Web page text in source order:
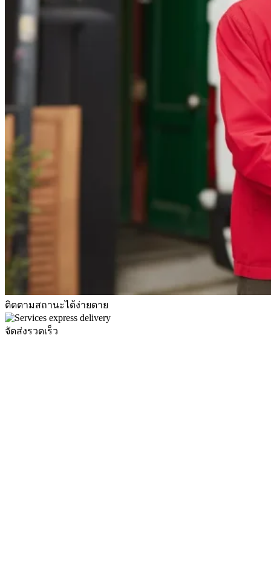
ติดตามสถานะได้ง่ายดาย
จัดส่งรวดเร็ว